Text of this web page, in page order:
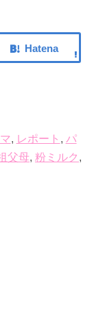
, レポート , パ
父母, 粉ミルク ,